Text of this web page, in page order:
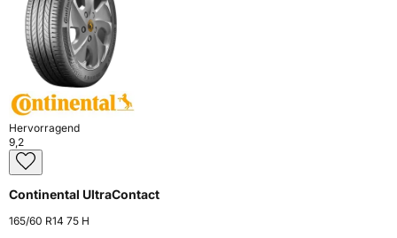
Hervorragend
9,2
Continental UltraContact
165/60 R14 75 H